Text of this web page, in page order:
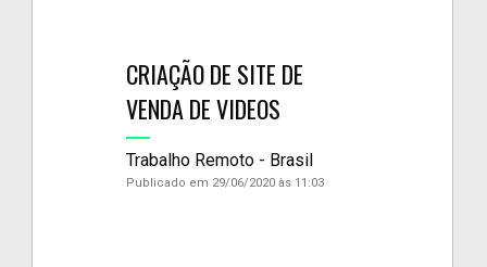
CRIAÇÃO DE SITE DE
VENDA DE VIDEOS
Trabalho Remoto - Brasil
Publicado em 29/06/2020 às 11:03